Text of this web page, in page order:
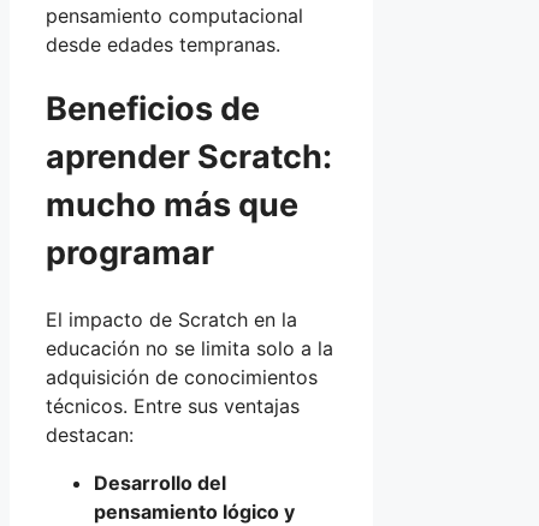
pensamiento computacional
desde edades tempranas.
Beneficios de
aprender Scratch:
mucho más que
programar
El impacto de Scratch en la
educación no se limita solo a la
adquisición de conocimientos
técnicos. Entre sus ventajas
destacan:
Desarrollo del
pensamiento lógico y